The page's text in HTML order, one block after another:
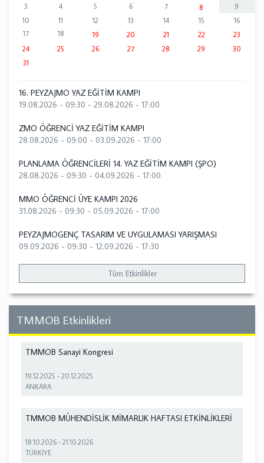
3
4 5 6 7 8
9
10
11 12 13 14 15
16
17
18 19 20 21 22
23
24
25 26 27 28 29
30
31
16. PEYZAJMO YAZ EĞİTİM KAMPI
19.08.2026 - 09:30 - 29.08.2026 - 17:00
ZMO ÖĞRENCİ YAZ EĞİTİM KAMPI
28.08.2026 - 09:00 - 03.09.2026 - 17:00
PLANLAMA ÖĞRENCİLERİ 14. YAZ EĞİTİM KAMPI (ŞPO)
28.08.2026 - 09:30 - 04.09.2026 - 17:00
MMO ÖĞRENCİ ÜYE KAMPI 2026
31.08.2026 - 09:30 - 05.09.2026 - 17:00
PEYZAJMOGENÇ TASARIM VE UYGULAMASI YARIŞMASI
09.09.2026 - 09:30 - 12.09.2026 - 17:30
Tüm Etkinlikler
TMMOB Etkinlikleri
TMMOB Sanayi Kongresi
19.12.2025 -20.12.2025
ANKARA
TMMOB MÜHENDİSLİK MİMARLIK HAFTASI ETKİNLİKLERİ
18.10.2026 -21.10.2026
TÜRKİYE